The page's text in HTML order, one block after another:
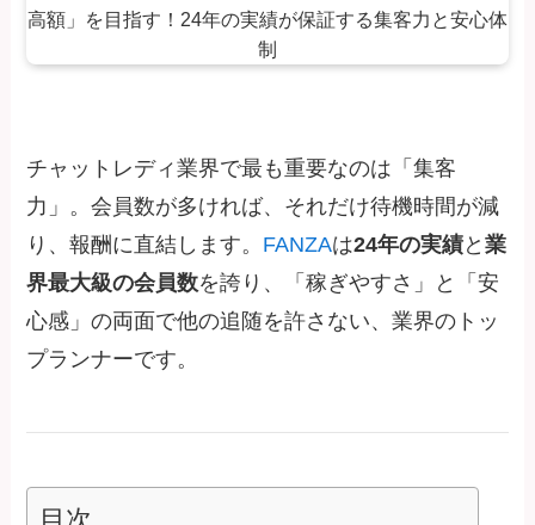
チャットレディ業界で最も重要なのは「集客
力」。会員数が多ければ、それだけ待機時間が減
り、報酬に直結します。 FANZAは24年の実績と業
界最大級の会員数を誇り、「稼ぎやすさ」と「安
心感」の両面で他の追随を許さない、業界のトッ
プランナーです。